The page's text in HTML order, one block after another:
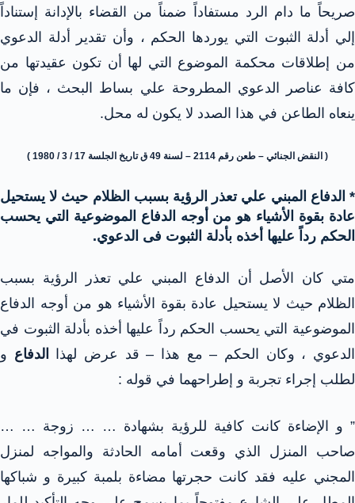
صريحاً ما دام الرد مستفاداً ضمناً من القضاء بالإدانة إستناداً
إلي أدلة الثبوت التي يوردها الحكم ، وأن تقدير أدلة الدعوي
من إطلاقات محكمة الموضوع التي لها أن تكون عقيدتها من
كافة عناصر الدعوي المطروحة علي بساط البحث ، فإن ما
ينعاه الطاعن في هذا الصدد لا يكون له محل.
( النقض الجنائي – طعن رقم 2114 – لسنة 49 ق تاريخ الجلسة 17 / 3 / 1980 )
* الدفاع المبني علي تعذر الرؤية بسبب الظلام حيث لا يستحيل
عادة بقوة الأشياء هو من أوجه الدفاع الموضوعية التي يحسب
الحكم رداً عليها أخذه بأدلة الثبوت فى الدعوي.
متي كان الأصل أن الدفاع المبني علي تعذر الرؤية بسبب
الظلام حيث لا يستحيل عادة بقوة الأشياء هو من أوجه الدفاع
الموضوعية التي يحسب الحكم رداً عليها أخذه بأدلة الثبوت في
الدعوي ، وكان الحكم – مع هذا – قد عرض لهذا
الدفاع و
لطلب إجراء تجربة و إطراحهما في قوله :
” و الإضاءة كانت كافية للرؤية بشهادة … … زوجة … …
صاحب المنزل الذي وقعت أمامه الحادثة والمواجه لمنزل
المجني عليه فقد كانت حجرتها مضاءة بلمبة كبيرة و شباكها